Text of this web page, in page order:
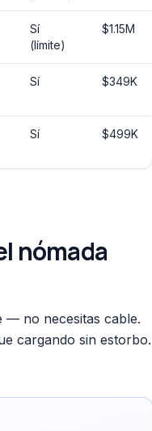
Sí
(límite)
$1.15M
Sí $349K
Sí $499K
nómada
— no necesitas cable.
cargando sin estorbo.